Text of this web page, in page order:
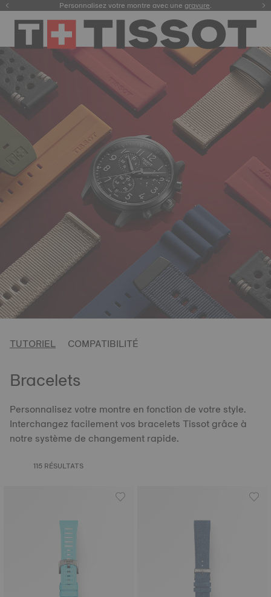
Personnalisez votre montre avec une gravure.
Enregistrez votre montrepour consulter votre garantie digitale et plus
TUTORIEL COMPATIBILITÉ
Bracelets
Personnalisez votre montre en fonction de votre style.
Interchangez facilement vos bracelets Tissot grâce à
notre système de changement rapide.
115 RÉSULTATS